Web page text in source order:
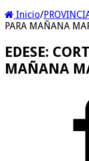
Inicio/
PARA MAÑANA
EDESE:
MAÑANA